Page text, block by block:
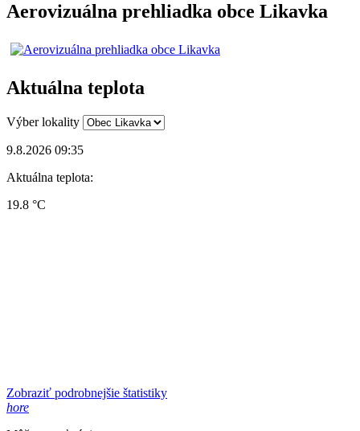
Aerovizuálna prehliadka obce Likavka
Aktuálna teplota
Výber lokality
9.8.2026 09:35
Aktuálna teplota:
19.8 °C
Zobraziť podrobnejšie štatistiky
hore